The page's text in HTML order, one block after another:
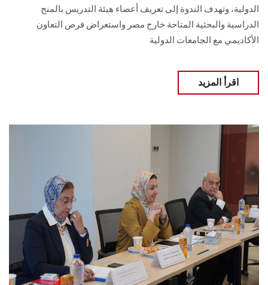
سجل الان
الدولية، وتهدف الندوة إلى تعريف أعضاء هيئة التدريس بالمنح
الدراسية والبحثية المتاحة خارج مصر واستعراض فرص التعاون
الأكاديمي مع الجامعات الدولية
اقرأ المزيد